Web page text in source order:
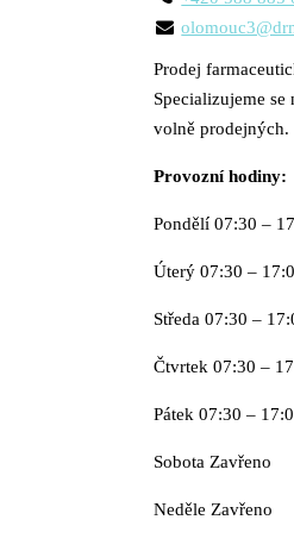
Prodej
Specializujeme
volně prodejných.
Provozní hodiny:
Pondělí 07:30 –
Úterý 07:30 –
Středa 07:30 –
Čtvrtek 07:30 –
Pátek 07:30 –
Sobota Zavřeno
Neděle Zavřeno